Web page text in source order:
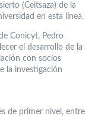
(Ceitsaza) de la
en esta línea.
Conicyt, Pedro
el desarrollo de la
con socios
la investigación
de primer nivel, entre